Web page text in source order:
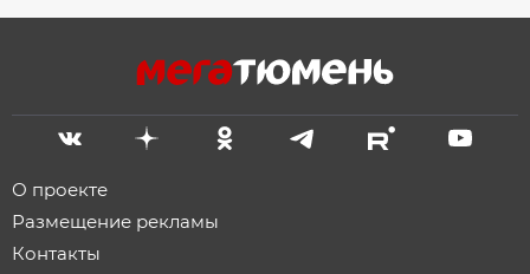
О проекте
Размещение рекламы
Контакты